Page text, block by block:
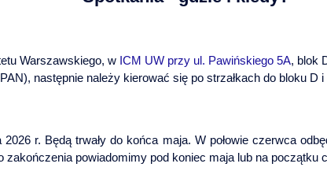
Warszawskiego, w ICM UW przy ul. Pawińskiego 5A, blok
następnie należy kierować się po strzałkach do bloku D
r. Będą trwały do końca maja. W połowie czerwca
zakończenia powiadomimy pod koniec maja lub na początku